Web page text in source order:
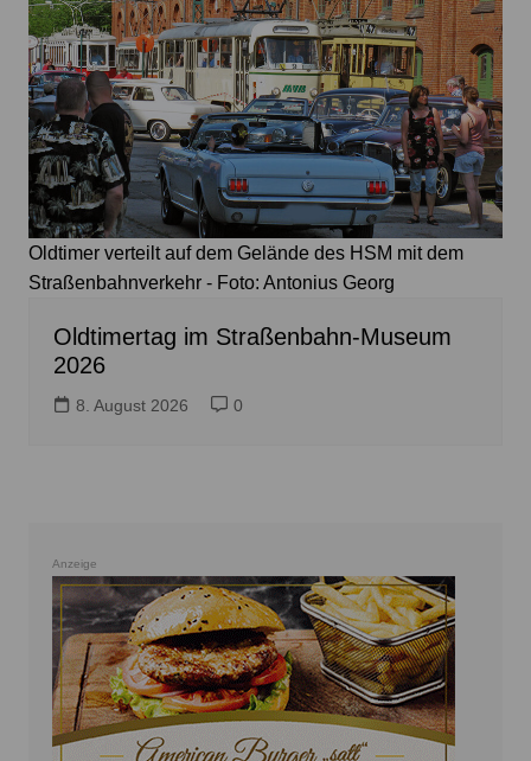
Oldtimer verteilt auf dem Gelände des HSM mit dem
Straßenbahnverkehr - Foto: Antonius Georg
Oldtimertag im Straßenbahn-Museum
2026
8. August 2026 0
Anzeige